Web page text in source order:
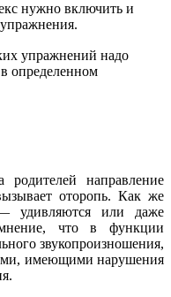
нужно включить и
упражнений надо
определенном
родителей направление
оторопь. Как же
удивляются или даже
что в функции
звукопроизношения,
имеющими нарушения